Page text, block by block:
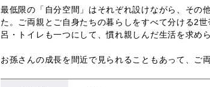
最低限の「自分空間」はそれぞれ設けながら、その
た。ご両親とご自身たちの暮らしをすべて分ける2
呂・トイレも一つにして、慣れ親しんだ生活を求め
お孫さんの成長を間近で見られることもあって、ご